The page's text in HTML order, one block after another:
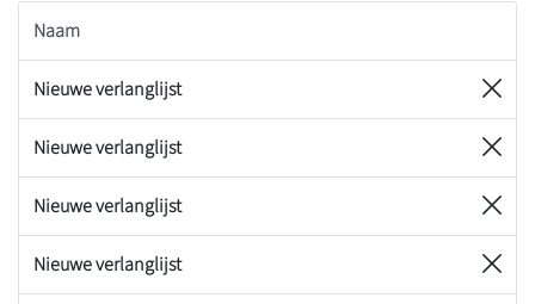
Naam
Nieuwe verlanglijst
Nieuwe verlanglijst
Nieuwe verlanglijst
Nieuwe verlanglijst